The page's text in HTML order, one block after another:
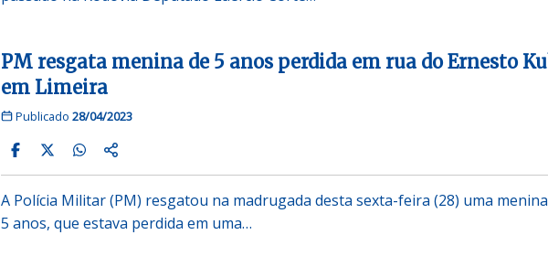
PM resgata menina de 5 anos perdida em rua do Ernesto
em Limeira
Publicado 28/04/2023
A Polícia Militar (PM) resgatou na madrugada desta sexta-feira (28) uma
5 anos, que estava perdida em uma…